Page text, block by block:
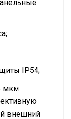
IP54;
мкм
внешний